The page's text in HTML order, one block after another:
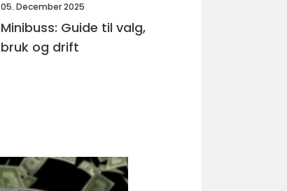
05. December 2025
Minibuss: Guide til valg,
bruk og drift